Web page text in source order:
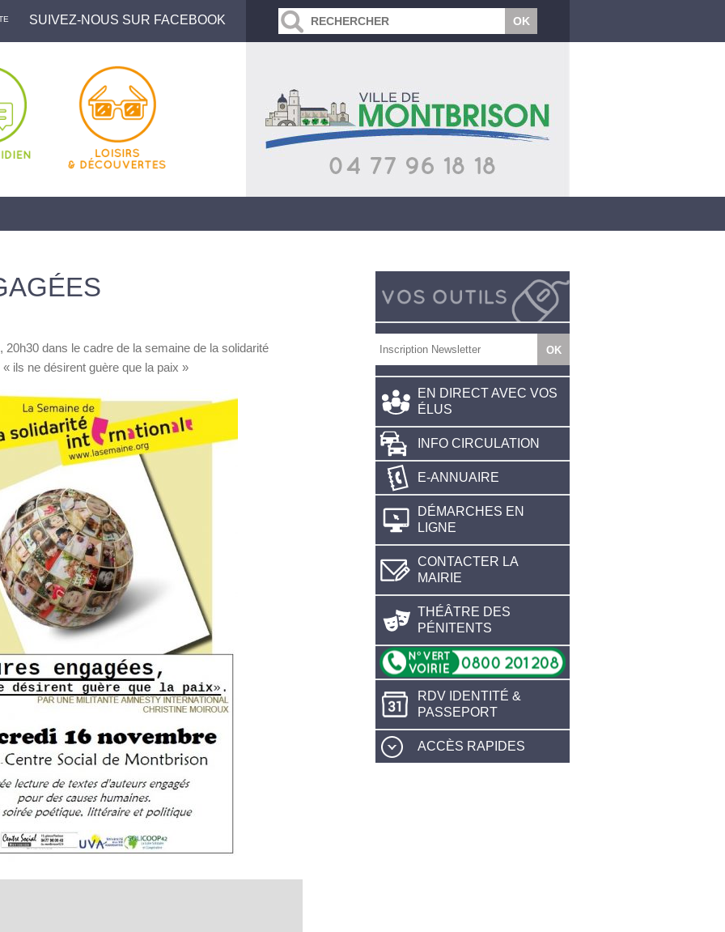
SUIVEZ-NOUS SUR FACEBOOK
20h30 dans le cadre de la semaine de la solidarité
« ils ne désirent guère que la paix »
EN DIRECT AVEC VOS
ÉLUS
INFO CIRCULATION
E-ANNUAIRE
DÉMARCHES EN
LIGNE
CONTACTER LA
MAIRIE
THÉÂTRE DES
PÉNITENTS
RDV IDENTITÉ &
PASSEPORT
ACCÈS RAPIDES